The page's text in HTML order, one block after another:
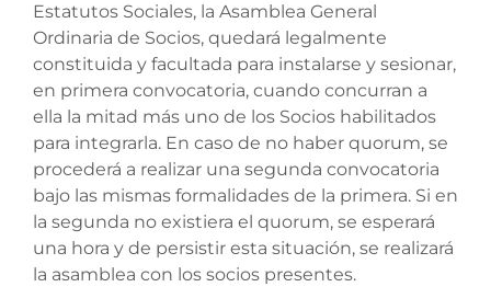
Estatutos Sociales, la Asamblea General
Ordinaria de Socios, quedará legalmente
constituida y facultada para instalarse y sesionar,
en primera convocatoria, cuando concurran a
ella la mitad más uno de los Socios habilitados
para integrarla. En caso de no haber quorum, se
procederá a realizar una segunda convocatoria
bajo las mismas formalidades de la primera. Si en
la segunda no existiera el quorum, se esperará
una hora y de persistir esta situación, se realizará
la asamblea con los socios presentes.